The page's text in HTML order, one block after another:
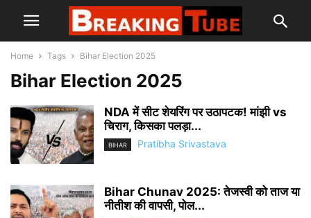
Home Tags Bihar Election 2025
Bihar Election 2025
NDA में सीट शेयरिंग पर उठापटक! मांझी vs
चिराग, किसका पलड़ा...
BIHAR Pratibha Srivastava
Bihar Chunav 2025: तेजस्वी को ताज या
नीतीश की वापसी, पोल...